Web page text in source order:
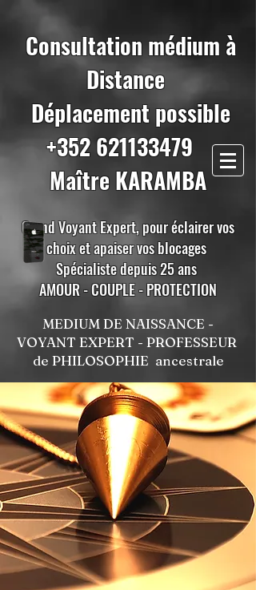
Consultation médium à
Distance
Déplacement possible
+352 621133479
Maître KARAMBA
Grand Voyant Expert, pour éclairer vos
choix et apaiser vos blocages
Spécialiste depuis 25 ans
AMOUR - COUPLE - PROTECTION
MEDIUM DE NAISSANCE -
VOYANT EXPERT - PROFESSEUR
de PHILOSOPHIE ancestrale